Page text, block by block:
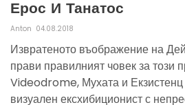
Ерос И Танатос
Anton 04.08.2018
Извратеното въображение на
прави правилният човек за този
Videodrome, Мухата и Екзистенц
визуален ексхибиционист с